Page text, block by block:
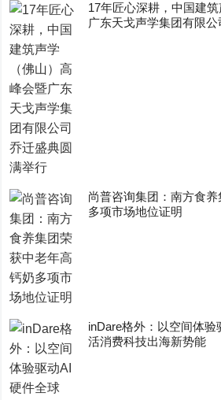
17年匠心深耕，中国建
广东天戈声学集团有限
尚普咨询集团：南方食
多项市场地位证明
inDare格外：以空间体
活消费科技出海新势能